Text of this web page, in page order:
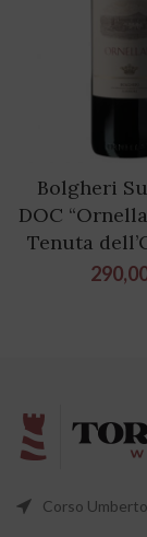
Bolgheri
DOC
Tenuta
Corso